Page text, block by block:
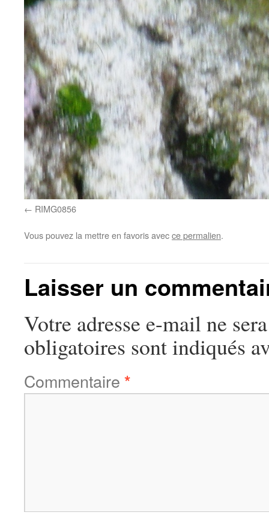
RIMG0856
Vous pouvez la mettre en favoris avecce permalien.
Laisser un
Votre adresse e-mail ne
obligatoires sont indiqués
Commentaire *